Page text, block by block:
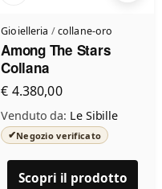
Gioielleria /collane-oro
Among The Stars
Collana
€ 4.380,00
Venduto da: Le Sibille
✔Negozio verificato
Scopri il prodotto